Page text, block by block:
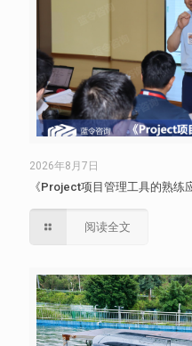
2026年8月7日
《Project项目管理工具的熟练
阅读全文